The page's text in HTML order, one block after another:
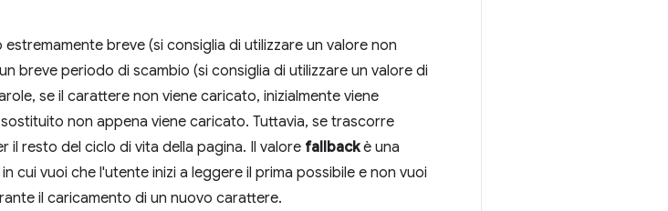
breve (si consiglia di utilizzare un valore non
breve periodo di scambio (si consiglia di utilizzare un valore di
se il carattere non viene caricato, inizialmente viene
non appena viene caricato. Tuttavia, se trascorre
resto del ciclo di vita della pagina. Il valore fallbackè una
cui vuoi che l'utente inizi a leggere il prima possibile e non vuoi
il caricamento di un nuovo carattere.